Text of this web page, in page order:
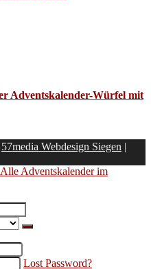
Adventskalender-Würfel mit
57media Webdesign Siegen |
Lost Password?